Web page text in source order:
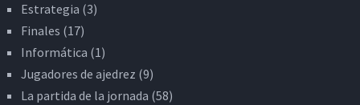
Estrategia (3)
Finales (17)
Informática (1)
Jugadores de ajedrez (9)
La partida de la jornada (58)